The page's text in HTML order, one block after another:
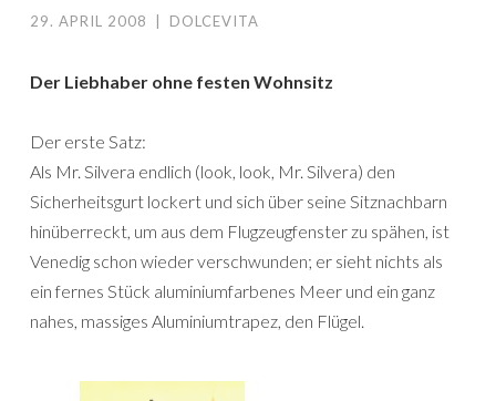
29. APRIL 2008 DOLCEVITA
Der Liebhaber ohne festen Wohnsitz
Der erste Satz:
Als Mr. Silvera endlich (look, look, Mr. Silvera) den
Sicherheitsgurt lockert und sich über seine Sitznachbarn
hinüberreckt, um aus dem Flugzeugfenster zu spähen, ist
Venedig schon wieder verschwunden; er sieht nichts als
ein fernes Stück aluminiumfarbenes Meer und ein ganz
nahes, massiges Aluminiumtrapez, den Flügel.